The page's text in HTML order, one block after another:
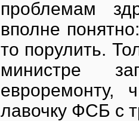
проблемам
вполне
то порулить.
министре
евроремонту,
лавочку ФСБ с